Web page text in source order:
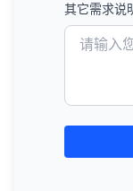
其它需求说